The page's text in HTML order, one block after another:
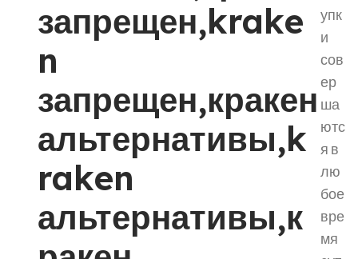
запрещен,krake
n
запрещен,кракен
альтернативы,k
raken
альтернативы,к
упк
и
сов
ер
ша
ютс
я в
лю
бое
вре
мя